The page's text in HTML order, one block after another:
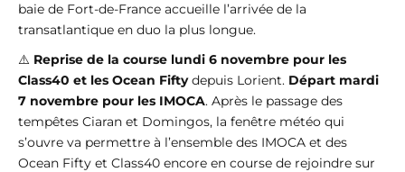
baie de Fort-de-France accueille l’arrivée de la
transatlantique en duo la plus longue.
⚠️ Reprise de la course lundi 6 novembre pour les
Class40 et les Ocean Fiftydepuis Lorient. Départ mardi
7 novembre pour les IMOCA. Après le passage des
tempêtes Ciaran et Domingos, la fenêtre météo qui
s’ouvre va permettre à l’ensemble des IMOCA et des
Ocean Fifty et Class40 encore en course de rejoindre sur